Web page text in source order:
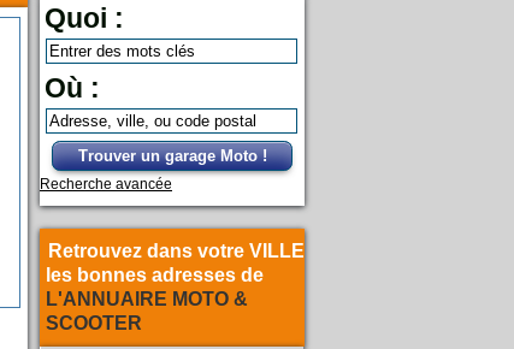
Quoi :
Où :
Trouver un garage Moto !
Recherche avancée
Retrouvez dans votre VILLE
les bonnes adresses de
L'ANNUAIRE MOTO &
SCOOTER